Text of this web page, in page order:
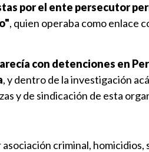
por el ente persecutor
, quien operaba como enlace
con detenciones en
, y dentro de la investigación
y de sindicación de esta
criminal,